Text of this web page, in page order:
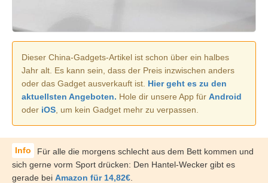
Dieser China-Gadgets-Artikel ist schon über ein halbes
Jahr alt. Es kann sein, dass der Preis inzwischen anders
oder das Gadget ausverkauft ist. Hier geht es zu den
aktuellsten Angeboten. Hole dir unsere App für Android
oder iOS, um kein Gadget mehr zu verpassen.
Für alle die morgens schlecht aus dem Bett kommen und
sich gerne vorm Sport drücken: Den Hantel-Wecker gibt es
gerade bei Amazon für 14,82€.